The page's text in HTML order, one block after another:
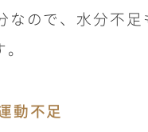
なので、水分不足
動不足